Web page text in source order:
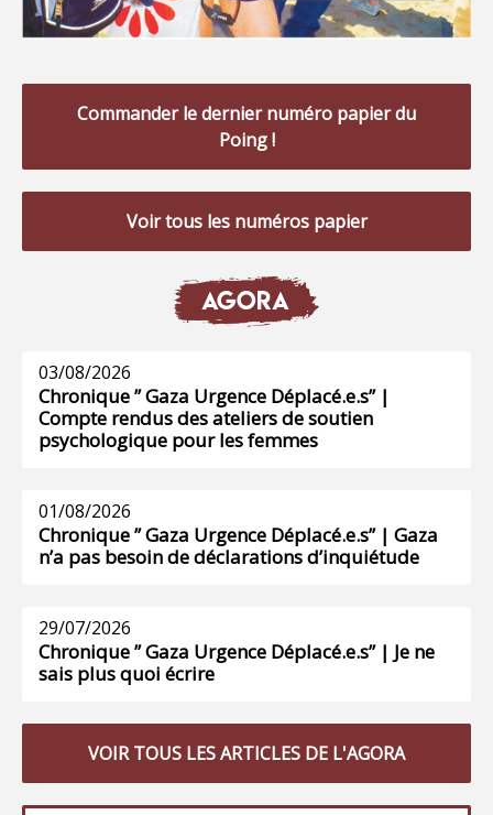
Commander le dernier numéro papier du
Poing !
Voir tous les numéros papier
AGORA
03/08/2026
Chronique ” Gaza Urgence Déplacé.e.s” |
Compte rendus des ateliers de soutien
psychologique pour les femmes
01/08/2026
Chronique ” Gaza Urgence Déplacé.e.s” | Gaza
n’a pas besoin de déclarations d’inquiétude
29/07/2026
Chronique ” Gaza Urgence Déplacé.e.s” | Je ne
sais plus quoi écrire
VOIR TOUS LES ARTICLES DE L'AGORA